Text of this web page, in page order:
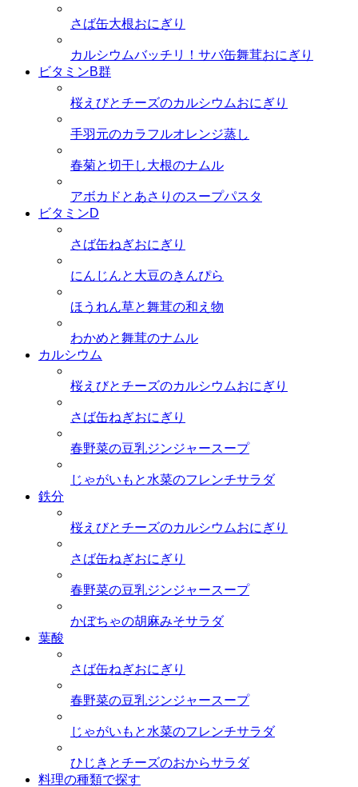
さば缶大根おにぎり
カルシウムバッチリ！サバ缶舞茸おにぎり
ビタミンB群
桜えびとチーズのカルシウムおにぎり
手羽元のカラフルオレンジ蒸し
春菊と切干し大根のナムル
アボカドとあさりのスープパスタ
ビタミンD
さば缶ねぎおにぎり
にんじんと大豆のきんぴら
ほうれん草と舞茸の和え物
わかめと舞茸のナムル
カルシウム
桜えびとチーズのカルシウムおにぎり
さば缶ねぎおにぎり
春野菜の豆乳ジンジャースープ
じゃがいもと水菜のフレンチサラダ
鉄分
桜えびとチーズのカルシウムおにぎり
さば缶ねぎおにぎり
春野菜の豆乳ジンジャースープ
かぼちゃの胡麻みそサラダ
葉酸
さば缶ねぎおにぎり
春野菜の豆乳ジンジャースープ
じゃがいもと水菜のフレンチサラダ
ひじきとチーズのおからサラダ
料理の種類で探す